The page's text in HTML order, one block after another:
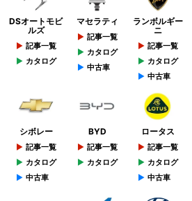
DSオートモビ
ルズ
記事一覧
カタログ
マセラティ
記事一覧
カタログ
中古車
ランボルギー
ニ
記事一覧
カタログ
中古車
シボレー
記事一覧
カタログ
中古車
BYD
記事一覧
カタログ
ロータス
記事一覧
カタログ
中古車